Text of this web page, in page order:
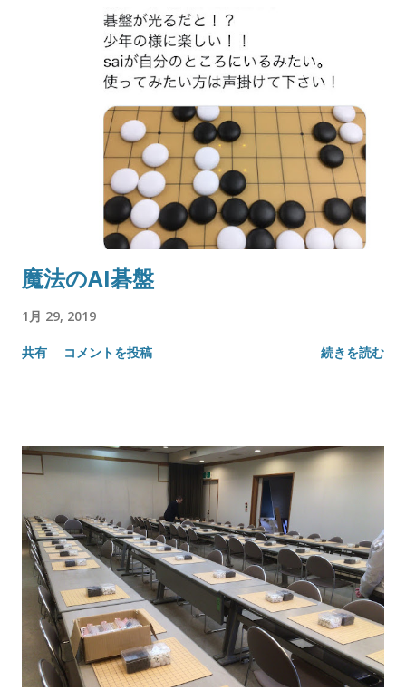
魔法のAI碁盤
1月 29, 2019
共有 コメントを投稿 続きを読む